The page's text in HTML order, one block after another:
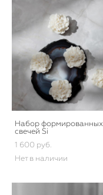
Набор формированных
свечей Si
1 600 pуб.
Нет в наличии